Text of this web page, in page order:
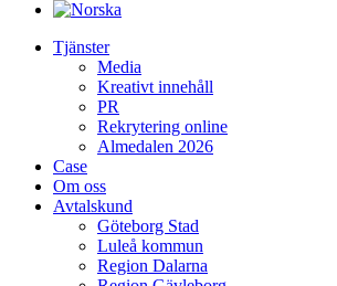
Tjänster
Media
Kreativt innehåll
PR
Rekrytering online
Almedalen 2026
Case
Om oss
Avtalskund
Göteborg Stad
Luleå kommun
Region Dalarna